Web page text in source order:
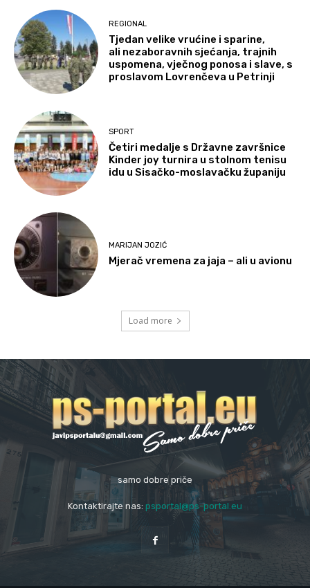
REGIONAL
Tjedan velike vrućine i sparine,
ali nezaboravnih sjećanja, trajnih
uspomena, vječnog ponosa i slave, s
proslavom Lovrenčeva u Petrinji
SPORT
Četiri medalje s Državne završnice
Kinder joy turnira u stolnom tenisu
idu u Sisačko-moslavačku županiju
MARIJAN JOZIĆ
Mjerač vremena za jaja – ali u avionu
Load more
samo dobre priče
Kontaktirajte nas: psportal@ps-portal.eu